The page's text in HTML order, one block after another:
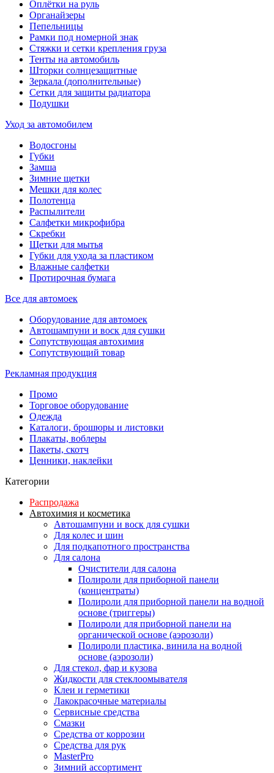
Оплётки на руль
Органайзеры
Пепельницы
Рамки под номерной знак
Стяжки и сетки крепления груза
Тенты на автомобиль
Шторки солнцезащитные
Зеркала (дополнительные)
Сетки для защиты радиатора
Подушки
Уход за автомобилем
Водосгоны
Губки
Замша
Зимние щетки
Мешки для колес
Полотенца
Распылители
Салфетки микрофибра
Скребки
Щетки для мытья
Губки для ухода за пластиком
Влажные салфетки
Протирочная бумага
Все для автомоек
Оборудование для автомоек
Автошампуни и воск для сушки
Сопутствующая автохимия
Сопутствующий товар
Рекламная продукция
Промо
Торговое оборудование
Одежда
Каталоги, брошюры и листовки
Плакаты, воблеры
Пакеты, скотч
Ценники, наклейки
Категории
Распродажа
Автохимия и косметика
Автошампуни и воск для сушки
Для колес и шин
Для подкапотного пространства
Для салона
Очистители для салона
Полироли для приборной панели
(концентраты)
Полироли для приборной панели на водной
основе (триггеры)
Полироли для приборной панели на
органической основе (аэрозоли)
Полироли пластика, винила на водной
основе (аэрозоли)
Для стекол, фар и кузова
Жидкости для стеклоомывателя
Клеи и герметики
Лакокрасочные материалы
Сервисные средства
Смазки
Средства от коррозии
Средства для рук
MasterPro
Зимний ассортимент